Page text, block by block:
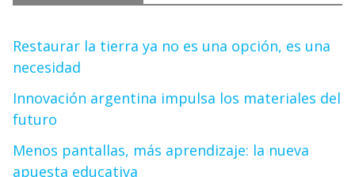
Restaurar la tierra ya no es una opción, es una
necesidad
Innovación argentina impulsa los materiales del
futuro
Menos pantallas, más aprendizaje: la nueva
apuesta educativa